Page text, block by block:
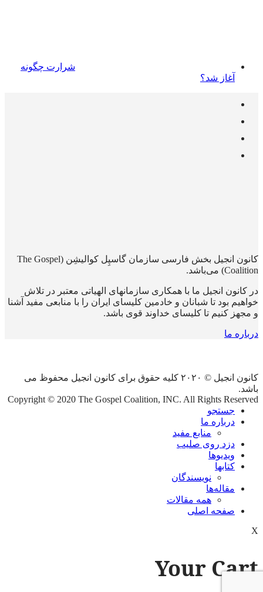
شرارت چگونه
آغاز شد؟
کانون انجیل بخش فارسی سازمان گاسپِل کوالیشِن (The Gospel
Coalition) می‌باشد.
در کانون انجیل ما با همکاری سازمانهای الهیاتی معتبر در تلاش
خواهیم بود تا شبانان و خادمین کلیسای ایران را با منابعی مفید آشنا
و مجهز کنیم تا کلیسای خداوند قوی باشد.
درباره ما
کانون انجیل © ۲۰۲۰ کلیه حقوق برای کانون انجیل محفوظ می
باشد.
Copyright © 2020 The Gospel Coalition, INC. All Rights Reserved
جستجو
درباره ما
منابع مفید
دزد روی صلیب
ویدیوها
کتابها
نویسندگان
مقاله‌ها
همه مقالات
صفحه اصلی
X
Your Cart